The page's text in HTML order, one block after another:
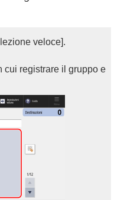
veloce].
cui registrare il gruppo e